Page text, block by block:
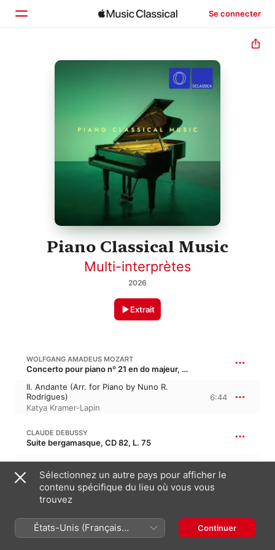
Se connecter
Accueil
Piano Classical Music
Multi-interprètes
2026
Extrait
WOLFGANG AMADEUS MOZART
Concerto pour piano nº 21 en do majeur, K. 467, KV 467 · “Elvira Madigan”
II. Andante (Arr. for Piano by Nuno R.
Rodrigues)
Katya Kramer-Lapin
6:44
CLAUDE DEBUSSY
Suite bergamasque, CD 82, L. 75
Anastasia Calmus
3:57
Sonate pour piano nº 14 en do dièse mineur, Op. 27/2 · “Clair de lune”
I. Adagio sostenuto
Sélectionnez un autre pays pour afficher le
contenu spécifique du lieu où vous vous
trouvez
États-Unis (Français
France)
Continuer